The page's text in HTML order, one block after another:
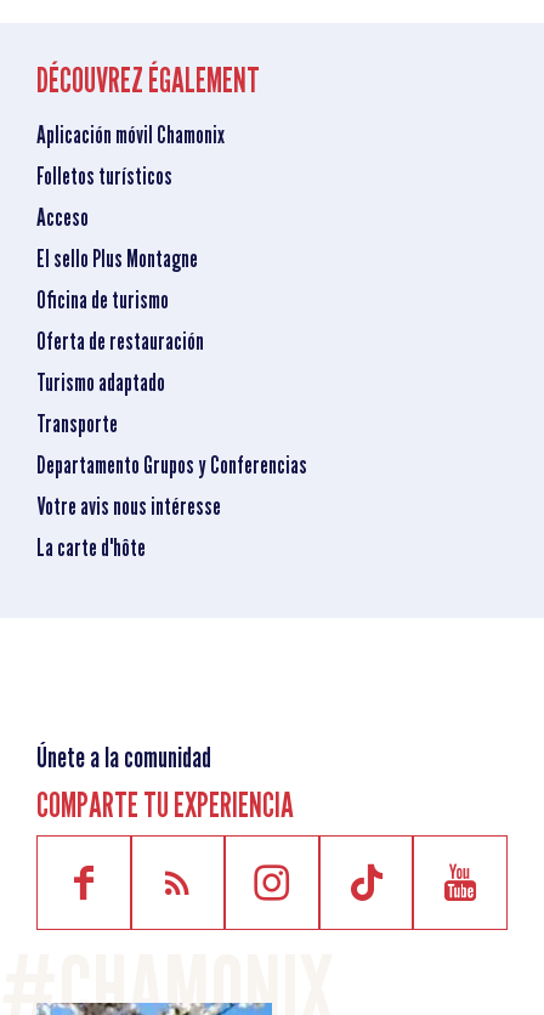
DÉCOUVREZ ÉGALEMENT
Aplicación móvil Chamonix
Folletos turísticos
Acceso
El sello Plus Montagne
Oficina de turismo
Oferta de restauración
Turismo adaptado
Transporte
Departamento Grupos y Conferencias
Votre avis nous intéresse
La carte d'hôte
Únete a la comunidad
COMPARTE TU EXPERIENCIA